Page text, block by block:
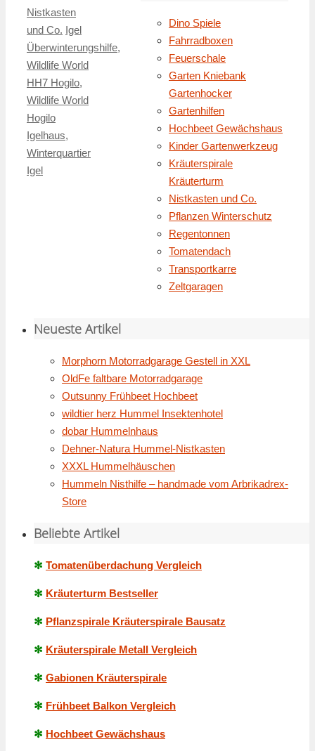
Nistkasten
und Co. Igel
Überwinterungshilfe,
Wildlife World
HH7 Hogilo,
Wildlife World
Hogilo
Igelhaus,
Winterquartier
Igel
Dino Spiele
Fahrradboxen
Feuerschale
Garten Kniebank
Gartenhocker
Gartenhilfen
Hochbeet Gewächshaus
Kinder Gartenwerkzeug
Kräuterspirale
Kräuterturm
Nistkasten und Co.
Pflanzen Winterschutz
Regentonnen
Tomatendach
Transportkarre
Zeltgaragen
Neueste Artikel
Morphorn Motorradgarage Gestell in XXL
OldFe faltbare Motorradgarage
Outsunny Frühbeet Hochbeet
wildtier herz Hummel Insektenhotel
dobar Hummelnhaus
Dehner-Natura Hummel-Nistkasten
XXXL Hummelhäuschen
Hummeln Nisthilfe – handmade vom Arbrikadrex-
Store
Beliebte Artikel
✻ Tomatenüberdachung Vergleich
✻ Kräuterturm Bestseller
✻ Pflanzspirale Kräuterspirale Bausatz
✻ Kräuterspirale Metall Vergleich
✻ Gabionen Kräuterspirale
✻ Frühbeet Balkon Vergleich
✻ Hochbeet Gewächshaus